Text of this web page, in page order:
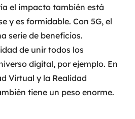
el impacto también está
y es formidable. Con 5G, el
serie de beneficios.
de unir todos los
digital, por ejemplo. En
Virtual y la Realidad
tiene un peso enorme.